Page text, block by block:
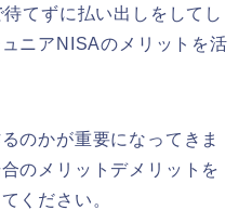
てずに払い出しをしてし
ュニアNISAのメリットを活
のかが重要になってきま
のメリットデメリットを
ください。